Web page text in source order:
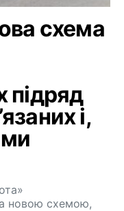
схема
підряд
і,
новою схемою,